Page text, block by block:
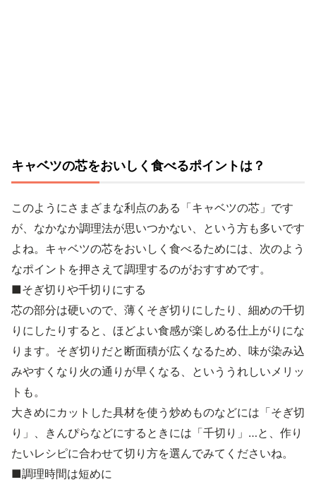
キャベツの芯をおいしく食べるポイントは？
このようにさまざまな利点のある「キャベツの芯」です
が、なかなか調理法が思いつかない、という方も多いです
よね。キャベツの芯をおいしく食べるためには、次のよう
なポイントを押さえて調理するのがおすすめです。
■そぎ切りや千切りにする
芯の部分は硬いので、薄くそぎ切りにしたり、細めの千切
りにしたりすると、ほどよい食感が楽しめる仕上がりにな
ります。そぎ切りだと断面積が広くなるため、味が染み込
みやすくなり火の通りが早くなる、といううれしいメリッ
トも。
大きめにカットした具材を使う炒めものなどには「そぎ切
り」、きんぴらなどにするときには「千切り」…と、作り
たいレシピに合わせて切り方を選んでみてくださいね。
■調理時間は短めに